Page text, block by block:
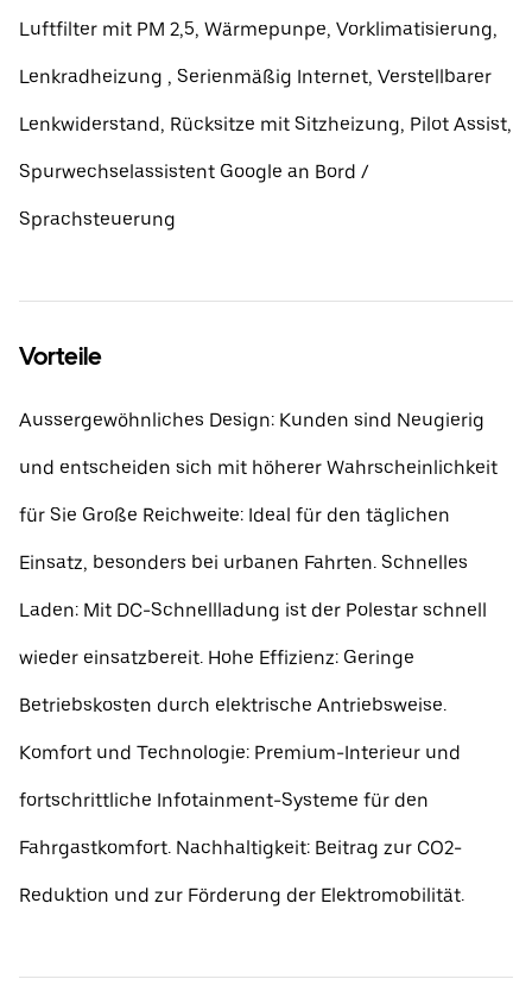
Luftfilter mit PM 2,5, Wärmepunpe, Vorklimatisierung,
Lenkradheizung , Serienmäßig Internet, Verstellbarer
Lenkwiderstand, Rücksitze mit Sitzheizung, Pilot Assist,
Spurwechselassistent Google an Bord /
Sprachsteuerung
Vorteile
Aussergewöhnliches Design: Kunden sind Neugierig
und entscheiden sich mit höherer Wahrscheinlichkeit
für Sie Große Reichweite: Ideal für den täglichen
Einsatz, besonders bei urbanen Fahrten. Schnelles
Laden: Mit DC-Schnellladung ist der Polestar schnell
wieder einsatzbereit. Hohe Effizienz: Geringe
Betriebskosten durch elektrische Antriebsweise.
Komfort und Technologie: Premium-Interieur und
fortschrittliche Infotainment-Systeme für den
Fahrgastkomfort. Nachhaltigkeit: Beitrag zur CO2-
Reduktion und zur Förderung der Elektromobilität.